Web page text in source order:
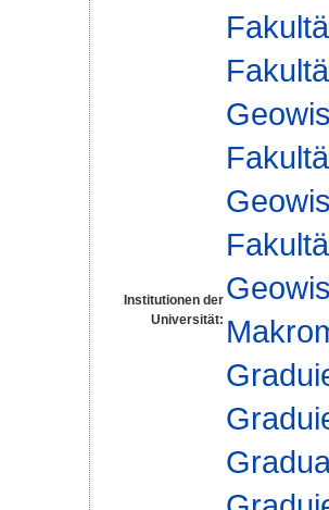
Institutionen der
Universität: